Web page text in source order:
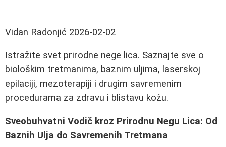
Vidan Radonjić 2026-02-02
Istražite svet prirodne nege lica. Saznajte sve o
biološkim tretmanima, baznim uljima, laserskoj
epilaciji, mezoterapiji i drugim savremenim
procedurama za zdravu i blistavu kožu.
Sveobuhvatni Vodič kroz Prirodnu Negu Lica: Od
Baznih Ulja do Savremenih Tretmana